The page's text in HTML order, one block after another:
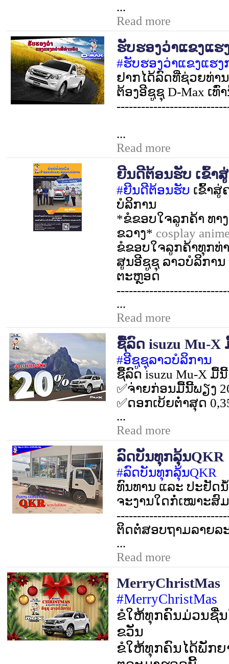
...
Read more
ຮັບຮອງວ່າແຂງແຮ
#ຮັບຮອງວ່າແຂງແຮ
ຢາກໄດ້ລົດທີ່ຊ່ວຍທ່າ
ຕ້ອງອີຊູຊຸ D-Max ເທົ່
...
Read more
ຍີນດີຕ້ອນຮັບ ເຂົ້າ
#ຍີນດີຕ້ອນຮັບ ເຂົ້າສູ່
ບໍລິການ
*ຂໍຂອບໃຈລູກ​ຄ້າ ທາ
ຂວາງ* cosplay
ຂໍຂອບໃຈລູກຄ້າທຸກທ່
ສູນອີຊູຊຸ ລາວບໍລິການ
ຕະຫຼອດ
...
Read more
ຊື້ລົດ isuzu Mu-X
#ອີຊູຊຸລາວບໍລິການ
ຊື້ລົດisuzu Mu-X ມື້ນີ້
✅ຈ່າຍກ່ອນມື້ນີ້ພຽງ
✅ດອກເບ້ຍຕໍ່າສຸດ
...
Read more
ລົດບັນທຸກລຸ້ນQKR
#ລົດບັນທຸກລຸ້ນQKR
ທົນທານ ແລະ ປະຢັດ
ຈະງານໃດກໍ່ເໝາະສົມ
ຕິດຕໍ່ສອບຖາມລາຍລ
...
Read more
MerryChristMas
#MerryChristMas
ຂໍໃຫ້ທຸກຄົນມ່ວນຊື່
ຂວັນ
ຂໍໃຫ້ທຸກຄົນໄດ້ພັກ